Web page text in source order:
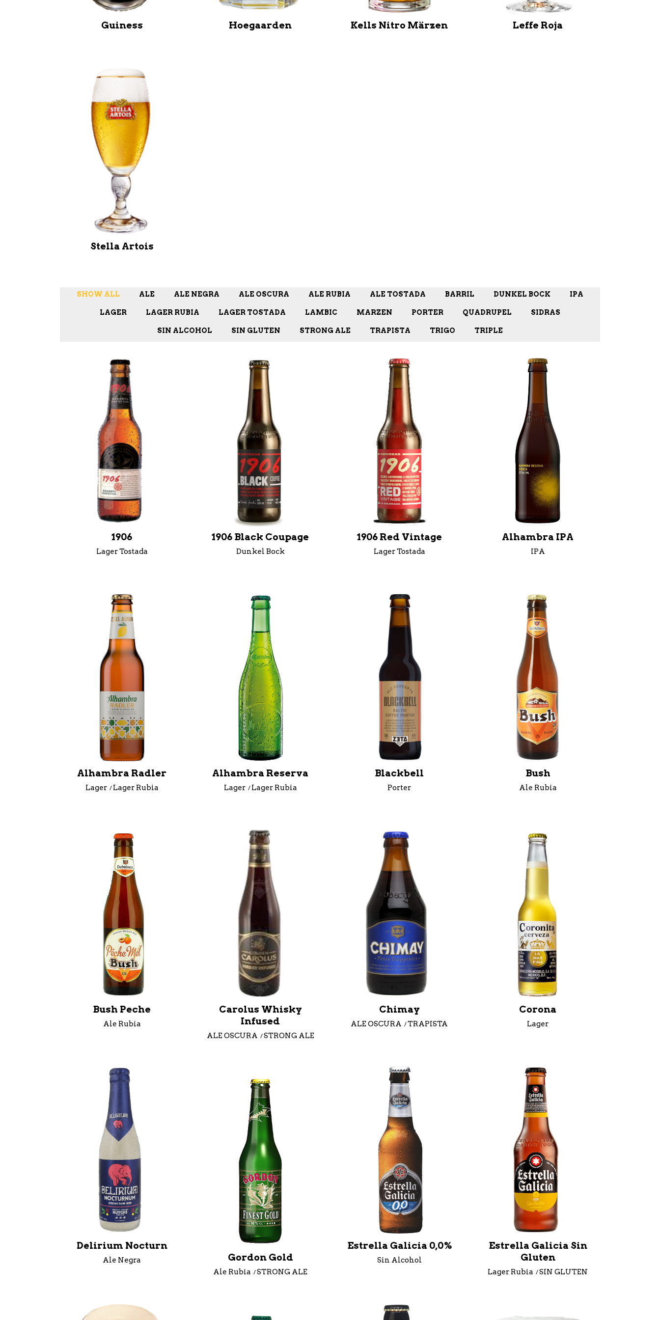
Guiness Hoegaarden Kells Nitro Märzen Leffe Roja
Stella Artois
SHOW ALL ALE ALE NEGRA ALE OSCURA ALE RUBIA ALE TOSTADA BARRIL DUNKEL BOCK IPA
LAGER LAGER RUBIA LAGER TOSTADA LAMBIC MARZEN PORTER QUADRUPEL SIDRAS
SIN ALCOHOL SIN GLUTEN STRONG ALE TRAPISTA TRIGO TRIPLE
1906
Lager Tostada
1906 Black Coupage
Dunkel Bock
1906 Red Vintage
Lager Tostada
Alhambra IPA
IPA
Alhambra Radler
Lager Lager Rubia
Alhambra Reserva
Lager Lager Rubia
Blackbell
Porter
Bush
Ale Rubia
Bush Peche
Ale Rubia
Carolus Whisky
Infused
ALE OSCURA STRONG ALE
Chimay
ALE OSCURA TRAPISTA
Corona
Lager
Delirium Nocturn
Ale Negra
Estrella Galicia 0,0%
Sin Alcohol
Estrella Galicia Sin
Gluten
Lager Rubia SIN GLUTEN
Gordon Gold
Ale Rubia STRONG ALE